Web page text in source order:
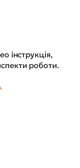
інструкція,
роботи.